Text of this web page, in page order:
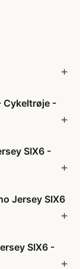
Cykeltrøje -
SIX6 -
Jersey SIX6
SIX6 -